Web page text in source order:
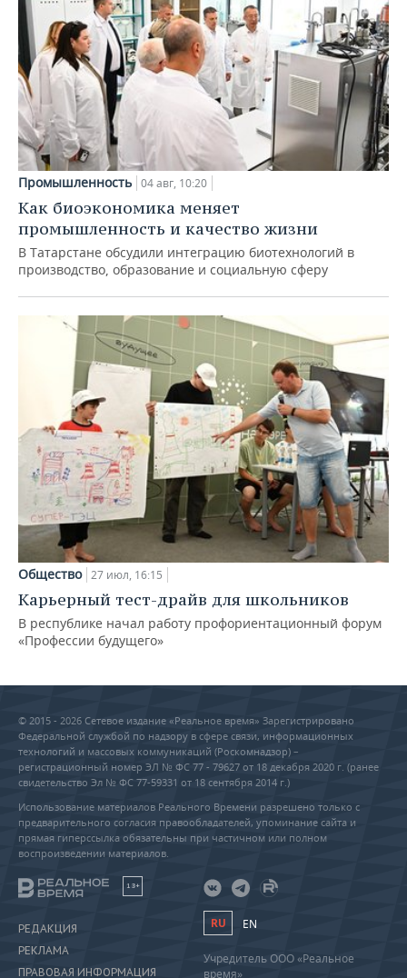
Промышленность 04 авг, 10:20
Как биоэкономика меняет
промышленность и качество жизни
В Татарстане обсудили интеграцию биотехнологий в
производство, образование и социальную сферу
Общество 27 июл, 16:15
Карьерный тест-драйв для школьников
В республике начал работу профориентационный форум
«Профессии будущего»
© 2015 - 2026 Сетевое издание «Реальное время» Зарегистрировано
Федеральной службой по надзору в сфере связи, информационных
технологий и массовых коммуникаций (Роскомнадзор) –
регистрационный номер ЭЛ № ФС 77 - 79627 от 18 декабря 2020 г. (ранее
свидетельство Эл № ФС 77-59331 от 18 сентября 2014 г.)
Использование материалов Реального Времени разрешено только с
предварительного согласия правообладателей, упоминание сайта и
прямая гиперссылка обязательны при частичном или полном
воспроизведении материалов.
18+
РЕДАКЦИЯ
РЕКЛАМА
ПРАВОВАЯ ИНФОРМАЦИЯ
RU EN
Учредитель ООО «Реальное
время»